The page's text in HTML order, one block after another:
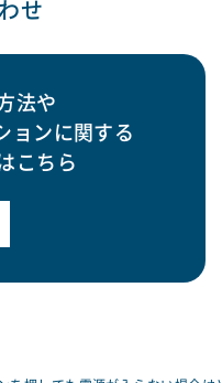
せ
法や
ョンに関する
こちら